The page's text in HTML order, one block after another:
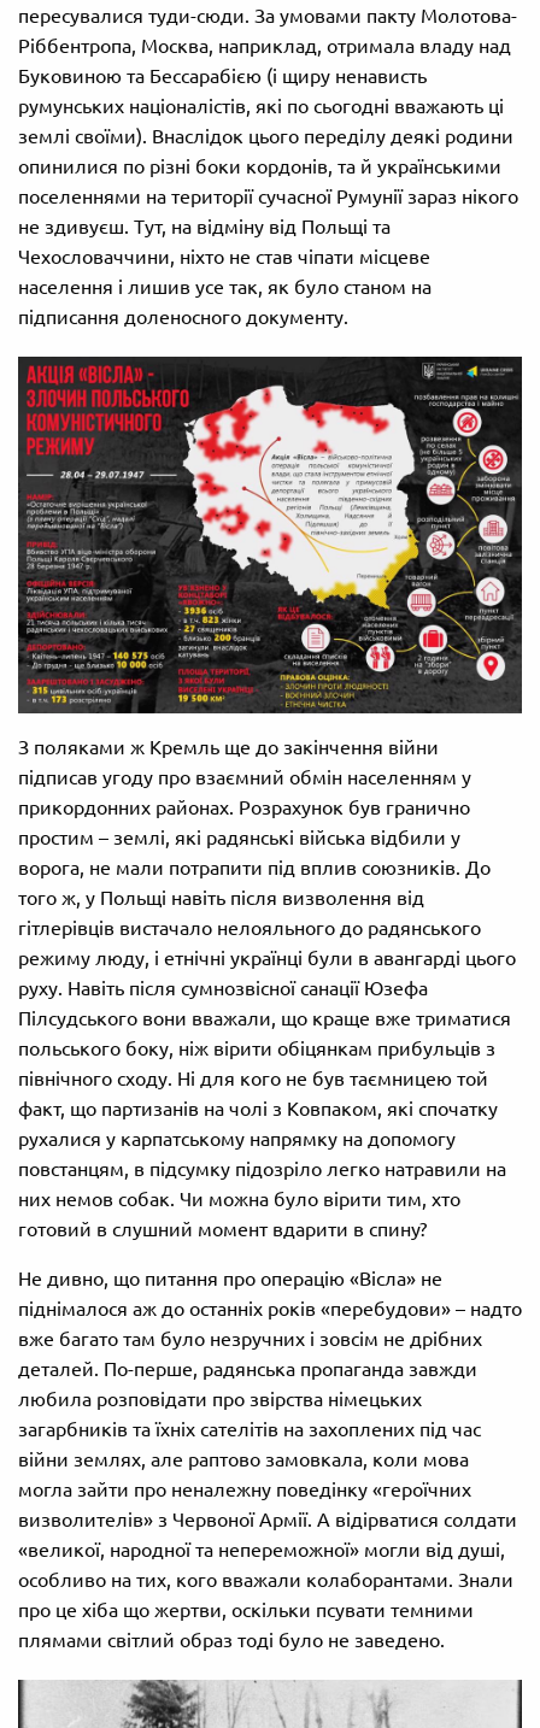
пересувалися туди-сюди. За умовами пакту Молотова-
Ріббентропа, Москва, наприклад, отримала владу над
Буковиною та Бессарабією (і щиру ненависть
румунських націоналістів, які по сьогодні вважають ці
землі своїми). Внаслідок цього переділу деякі родини
опинилися по різні боки кордонів, та й українськими
поселеннями на території сучасної Румунії зараз нікого
не здивуєш. Тут, на відміну від Польщі та
Чехословаччини, ніхто не став чіпати місцеве
населення і лишив усе так, як було станом на
підписання доленосного документу.
З поляками ж Кремль ще до закінчення війни
підписав угоду про взаємний обмін населенням у
прикордонних районах. Розрахунок був гранично
простим – землі, які радянські війська відбили у
ворога, не мали потрапити під вплив союзників. До
того ж, у Польщі навіть після визволення від
гітлерівців вистачало нелояльного до радянського
режиму люду, і етнічні українці були в авангарді цього
руху. Навіть після сумнозвісної санації Юзефа
Пілсудського вони вважали, що краще вже триматися
польського боку, ніж вірити обіцянкам прибульців з
північного сходу. Ні для кого не був таємницею той
факт, що партизанів на чолі з Ковпаком, які спочатку
рухалися у карпатському напрямку на допомогу
повстанцям, в підсумку підозріло легко натравили на
них немов собак. Чи можна було вірити тим, хто
готовий в слушний момент вдарити в спину?
Не дивно, що питання про операцію «Вісла» не
піднімалося аж до останніх років «перебудови» – надто
вже багато там було незручних і зовсім не дрібних
деталей. По-перше, радянська пропаганда завжди
любила розповідати про звірства німецьких
загарбників та їхніх сателітів на захоплених під час
війни землях, але раптово замовкала, коли мова
могла зайти про неналежну поведінку «героїчних
визволителів» з Червоної Армії. А відірватися солдати
«великої, народної та непереможної» могли від душі,
особливо на тих, кого вважали колаборантами. Знали
про це хіба що жертви, оскільки псувати темними
плямами світлий образ тоді було не заведено.